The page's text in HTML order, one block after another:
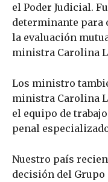
el Poder Judicial.
determinante para
la evaluación
ministra Carolina
Los ministro
ministra Carolina
el equipo de
penal
Nuestro país
decisión del Grupo